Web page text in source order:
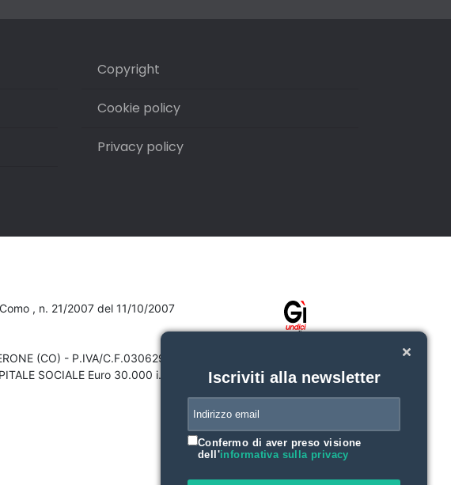
Copyright
Cookie policy
Privacy policy
, n. 21/2007 del 11/10/2007
(CO) - P.IVA/C.F.03062910132
SOCIALE Euro 30.000 i.v.
Iscriviti alla newsletter
Confermo di aver preso visione
dell'informativa sulla privacy